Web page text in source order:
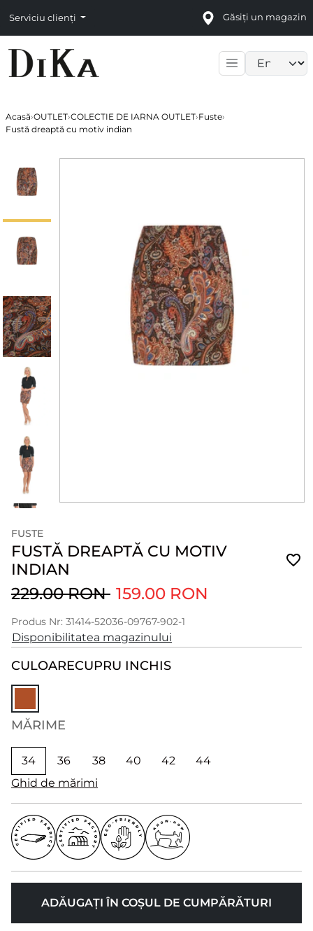
Serviciu clienți Găsiți un magazin
Acasă›OUTLET›COLECTIE DE IARNA OUTLET›Fuste›
Fustă dreaptă cu motiv indian
FUSTE
FUSTĂ DREAPTĂ CU MOTIV
INDIAN
229.00 RON 159.00 RON
Produs Nr: 31414-52036-09767-902-1
Disponibilitatea magazinului
CULOARECUPRU INCHIS
MĂRIME
34 36 38 40 42
44
Ghid de mărimi
ADĂUGAȚI ÎN COȘUL DE CUMPĂRĂTURI